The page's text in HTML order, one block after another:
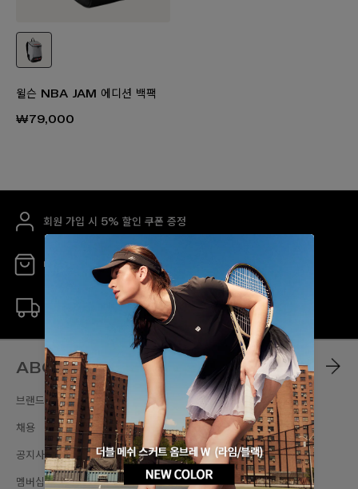
윌슨 NBA JAM 에디션 백팩
₩79,000
회원 가입 시 5% 할인 쿠폰 증정
매장 안내
ABOUT
브랜드스토리
채용
공지사항
멤버십